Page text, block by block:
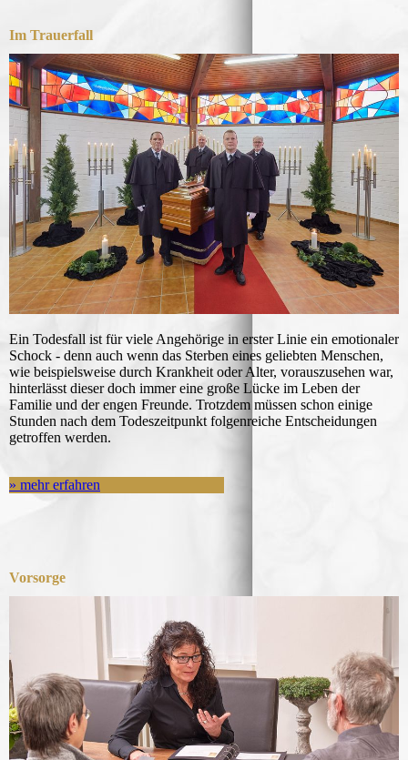
Im Trauerfall
Ein Todesfall ist für viele Angehörige in erster Linie ein emotionaler
Schock - denn auch wenn das Sterben eines geliebten Menschen,
wie beispielsweise durch Krankheit oder Alter, vorauszusehen war,
hinterlässt dieser doch immer eine große Lücke im Leben der
Familie und der engen Freunde. Trotzdem müssen schon einige
Stunden nach dem Todeszeitpunkt folgenreiche Entscheidungen
getroffen werden.
» mehr erfahren
Vorsorge